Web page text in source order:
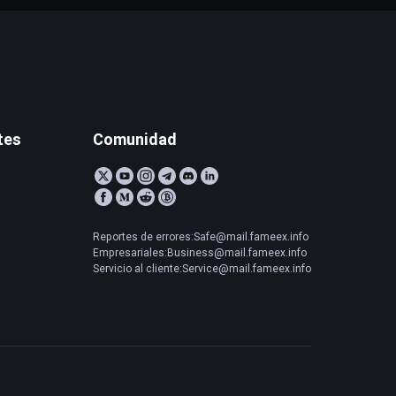
Comunidad
Reportes de errores:Safe@mail.fameex.info
Empresariales:Business@mail.fameex.info
Servicio al cliente:Service@mail.fameex.info